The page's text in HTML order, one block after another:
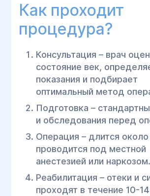
Как проходит
процедура?
Консультация – врач
состояние век,
показания и подбирает
оптимальный метод
Подготовка –
и обследования перед
Операция – длится около
проводится под местной
анестезией или наркозом.
Реабилитация – отеки и
проходят в течение 10-